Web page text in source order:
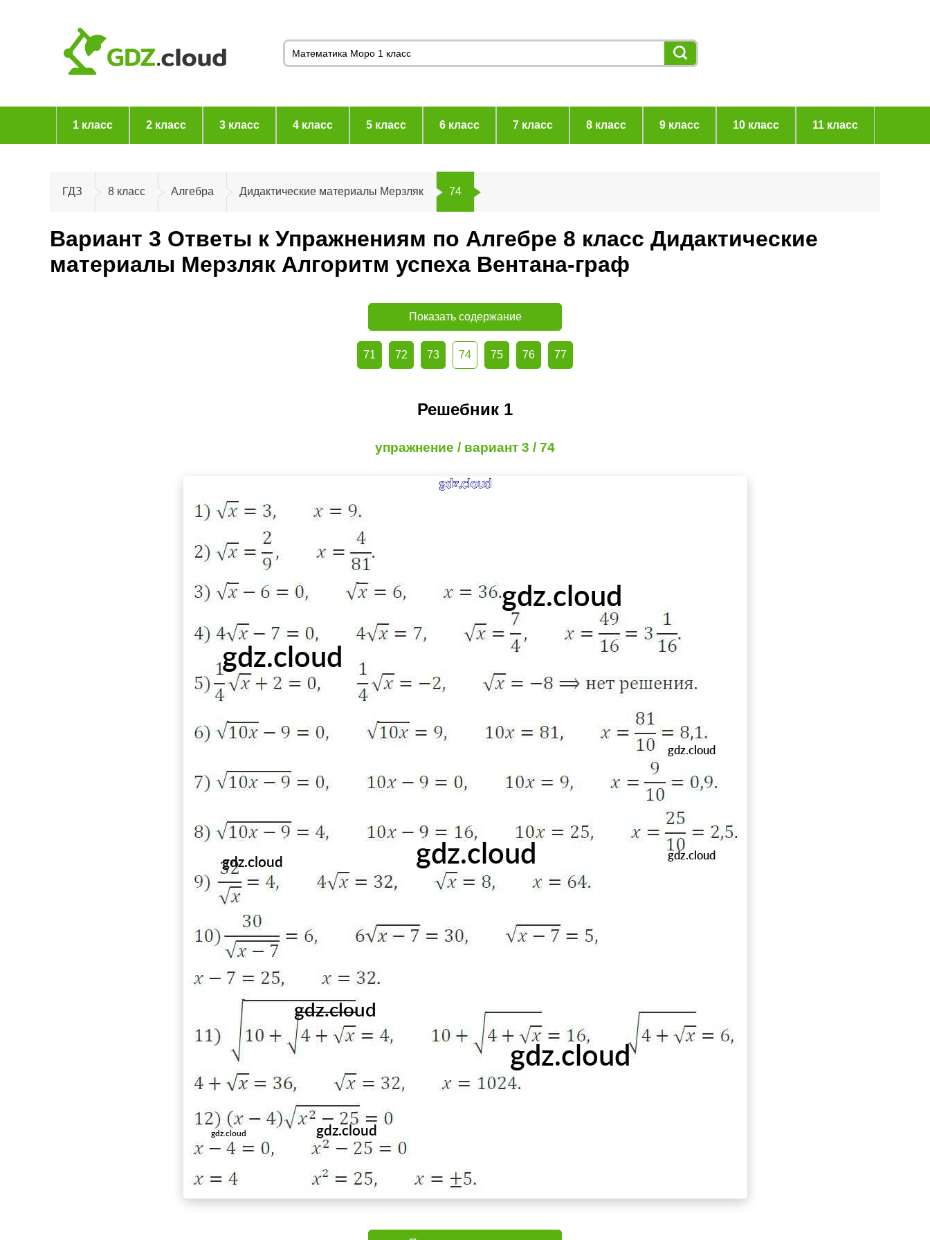
1 класс 2 класс 3 класс 4 класс 5 класс 6 класс 7 класс 8 класс 9 класс 10 класс 11 класс
ГДЗ 8 класс Алгебра Дидактические материалы Мерзляк 74
Вариант 3 Ответы к Упражнениям по Алгебре 8 класс Дидактические
материалы Мерзляк Алгоритм успеха Вентана-граф
Показать содержание
71 72 73 74 75 76 77
Решебник 1
упражнение / вариант 3 / 74